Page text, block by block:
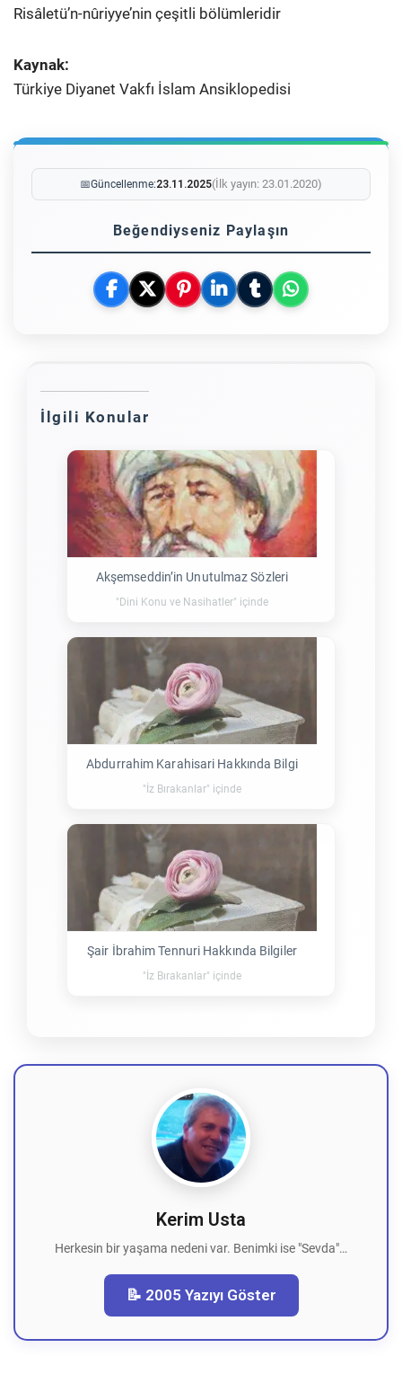
Risâletü’n-nûriyye’nin çeşitli bölümleridir
Kaynak:
Türkiye Diyanet Vakfı İslam Ansiklopedisi
📅Güncellenme:23.11.2025(İlk yayın: 23.01.2020)
Beğendiyseniz Paylaşın
İlgili Konular
Akşemseddin’in Unutulmaz Sözleri
"Dini Konu ve Nasihatler" içinde
Abdurrahim Karahisari Hakkında Bilgi
"İz Bırakanlar" içinde
Şair İbrahim Tennuri Hakkında Bilgiler
"İz Bırakanlar" içinde
Kerim Usta
Herkesin bir yaşama nedeni var. Benimki ise "Sevda"…
📝 2005 Yazıyı Göster